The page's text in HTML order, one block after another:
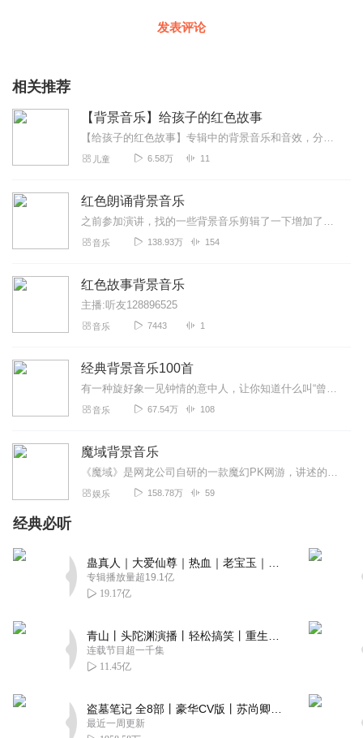
发表评论
相关推荐
【背景音乐】给孩子的红色故事
【给孩子的红色故事】专辑中的背景音乐和音效，分享给孩子们作为朗诵、讲故事的配乐，希望能给孩子们的朗诵和故事锦上添花！愿所有的孩子们都能快乐成长！音乐与音效的后期...
儿童 6.58万 11
红色朗诵背景音乐
之前参加演讲，找的一些背景音乐剪辑了一下增加了时长分享给大家，如果对您有帮助的，辛苦您订个阅，打个call，谢谢支持！喜马拉雅下载下来的文件要改下文件属性才能用...
音乐 138.93万 154
红色故事背景音乐
主播:听友128896525
音乐 7443 1
经典背景音乐100首
有一种旋好象一见钟情的意中人，让你知道什么叫“曾经沧海难为水，除却巫山不是云”；有一种旋律好似相思成灾的恋人，让你体会什么叫“衣带渐宽终不悔，为伊消得人憔悴”；...
音乐 67.54万 108
魔域背景音乐
《魔域》是网龙公司自研的一款魔幻PK网游，讲述的是人到神的转变，再到与魔族对抗的作战。《魔域》先后推出11个资料片，正式版、掉钱版、BOSS版、怀旧版四大版本同...
娱乐 158.78万 59
经典必听
专辑播放量超19.1亿
19.17亿
连载节目超一千集
11.45亿
最近一周更新